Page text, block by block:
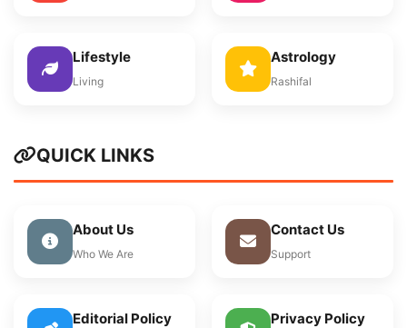
Lifestyle
Living
Astrology
Rashifal
QUICK LINKS
About Us
Who We Are
Contact Us
Support
Editorial Policy Privacy Policy